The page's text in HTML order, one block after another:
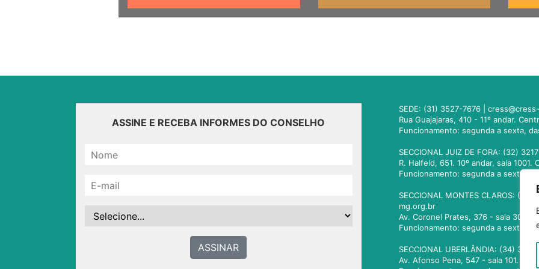
ASSINE E RECEBA INFORMES DO CONSELHO
ASSINAR
SEDE: (31) 3527-7676 |
Rua Guajajaras, 410 - 11º andar.
Funcionamento: segunda a sexta,
SECCIONAL JUIZ DE FORA: (32)
R. Halfeld, 651. 10º andar, sala
Funcionamento: segunda a sexta,
SECCIONAL MONTES CLAROS:
mg.org.br
Av. Coronel Prates, 376 - sala 301.
Funcionamento: segunda a sexta,
SECCIONAL UBERLÂNDIA: (34)
Av. Afonso Pena, 547 - sala 101.